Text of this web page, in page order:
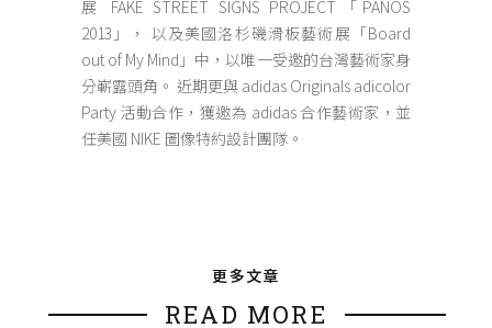
展 FAKE STREET SIGNS PROJECT「PANOS
2013」， 以及美國洛杉磯滑板藝術展「Board
out of My Mind」中，以唯一受邀的台灣藝術家身
分嶄露頭角。 近期更與 adidas Originals adicolor
Party 活動合作，獲邀為 adidas 合作藝術家，並
任美國 NIKE 圖像特約設計團隊。
更多文章
READ MORE